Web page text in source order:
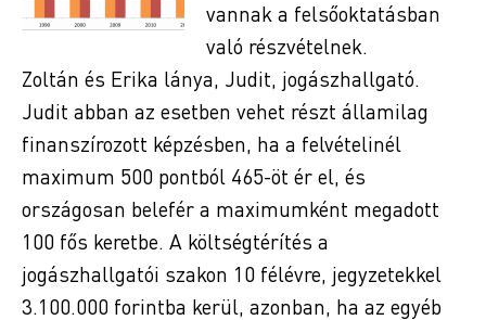
vannak a felsőoktatásban
való részvételnek.
Zoltán és Erika lánya, Judit, jogászhallgató.
Judit abban az esetben vehet részt államilag
finanszírozott képzésben, ha a felvételinél
maximum 500 pontból 465-öt ér el, és
országosan belefér a maximumként megadott
100 fős keretbe. A költségtérítés a
jogászhallgatói szakon 10 félévre, jegyzetekkel
3.100.000 forintba kerül, azonban, ha az egyéb